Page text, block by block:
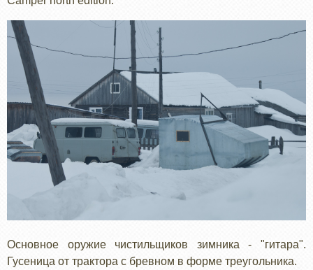
Основное оружие чистильщиков зимника - "гитара".
Гусеница от трактора с бревном в форме треугольника.